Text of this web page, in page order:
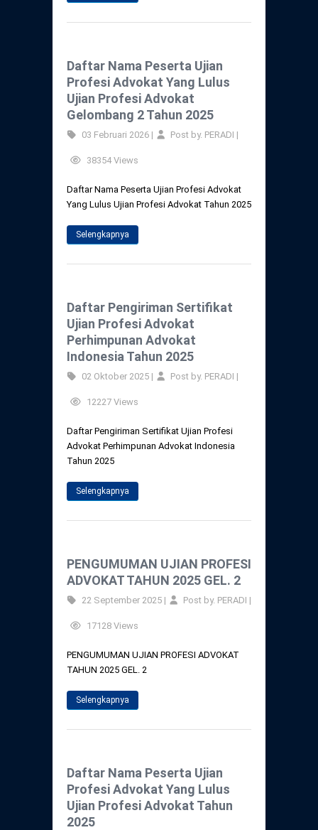
Anggota
Daftar Perkara Dewan Kehormatan Pusat
Daftar Nama Peserta Ujian
Profesi Advokat Yang Lulus
Ujian Profesi Advokat
Gelombang 2 Tahun 2025
03 Februari 2026 | Post by. PERADI |
38354 Views
Daftar Nama Peserta Ujian Profesi Advokat
Yang Lulus Ujian Profesi Advokat Tahun 2025
Selengkapnya
Daftar Pengiriman Sertifikat
Ujian Profesi Advokat
Perhimpunan Advokat
Indonesia Tahun 2025
02 Oktober 2025 | Post by. PERADI |
12227 Views
Daftar Pengiriman Sertifikat Ujian Profesi
Advokat Perhimpunan Advokat Indonesia
Tahun 2025
Selengkapnya
PENGUMUMAN UJIAN PROFESI
ADVOKAT TAHUN 2025 GEL. 2
22 September 2025 | Post by. PERADI |
17128 Views
PENGUMUMAN UJIAN PROFESI ADVOKAT
TAHUN 2025 GEL. 2
Selengkapnya
Daftar Nama Peserta Ujian
Profesi Advokat Yang Lulus
Ujian Profesi Advokat Tahun
2025